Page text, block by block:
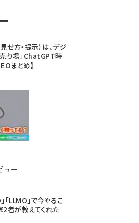
せ方・提示）は、デジ
り場」――ChatGPT時
まとめ】
ュー
」「LLMO」で今やるこ
2者が教えてくれた